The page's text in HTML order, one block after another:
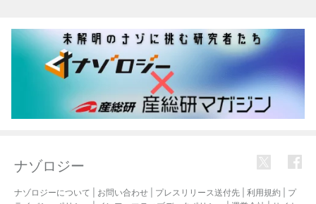
ナゾロジー
ナゾロジーについて お問い合わせ プレスリリース送付先 利用規約
プ